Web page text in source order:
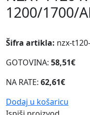
1200/1700/
Šifra artikla: nzx-
GOTOVINA: 58,51€
NA RATE: 62,61€
Dodaj u košaricu